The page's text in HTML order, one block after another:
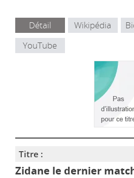
Détail Wikipédia
YouTube
Titre :
Zidane le dernier